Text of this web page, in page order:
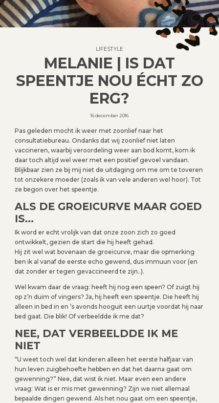
LIFESTYLE
MELANIE | IS DAT
SPEENTJE NOU ÉCHT ZO
ERG?
16 december 2016
Pas geleden mocht ik weer met zoonlief naar het
consultatiebureau. Ondanks dat wij zoonlief niet laten
vaccineren, waarbij veroordeling weer aan bod komt, kom ik
daar toch altijd wel weer met een positief gevoel vandaan.
Blijkbaar zien ze bij mij niet de uitdaging om me om te toveren
tot onzekere moeder (zoals ik van vele anderen wel hoor). Tot
ze begon over het speentje.
ALS DE GROEICURVE MAAR GOED
IS…
Ik word er echt vrolijk van dat onze zoon zich zo goed
ontwikkelt, gezien de start die hij heeft gehad.
Hij zit wel wat bovenaan de groeicurve, maar die opmerking
ben ik al vanaf de eerste echo gewend, dus immuun voor (en
dat zonder er tegen gevaccineerd te zijn..).
Wel kwam daar de vraag: heeft hij nog een speen? Of zuigt hij
op z’n duim of vingers? Ja, hij heeft een speentje. Die heeft hij
alleen in bed in en ’s avonds hooguit een uurtje voordat hij naar
bed gaat. Die blik! Of verbeeldde ik me dat?
NEE, DAT VERBEELDDE IK ME
NIET
“U weet toch wel dat kinderen alleen het eerste halfjaar van
hun leven zuigbehoefte hebben en dat het daarna gaat om
gewenning?” Nee, dat wist ik niet. Maar even een andere
vraag: Wat is er mis met gewenning? Zijn we niet allemaal
bepaalde dingen gewend. Als het nou gaat om een speentje,